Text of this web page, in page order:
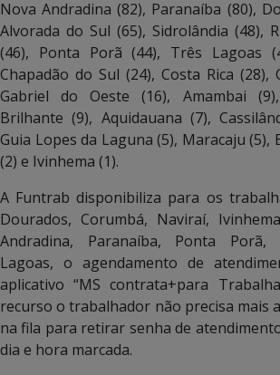
Nova Andradina (82), Paranaíba (80),
Alvorada do Sul (65), Sidrolândia (48),
(46), Ponta Porã (44), Três Lagoas
Chapadão do Sul (24), Costa Rica (28),
Gabriel do Oeste (16), Amambai
Brilhante (9), Aquidauana (7),
Guia Lopes da Laguna (5), Maracaju (5),
(2) e Ivinhema (1).
A Funtrab disponibiliza para os
Dourados, Corumbá, Naviraí,
Andradina, Paranaíba, Ponta Porã,
Lagoas, o agendamento de
aplicativo “MS contrata+para
recurso o trabalhador não precisa mais
na fila para retirar senha de
dia e hora marcada.